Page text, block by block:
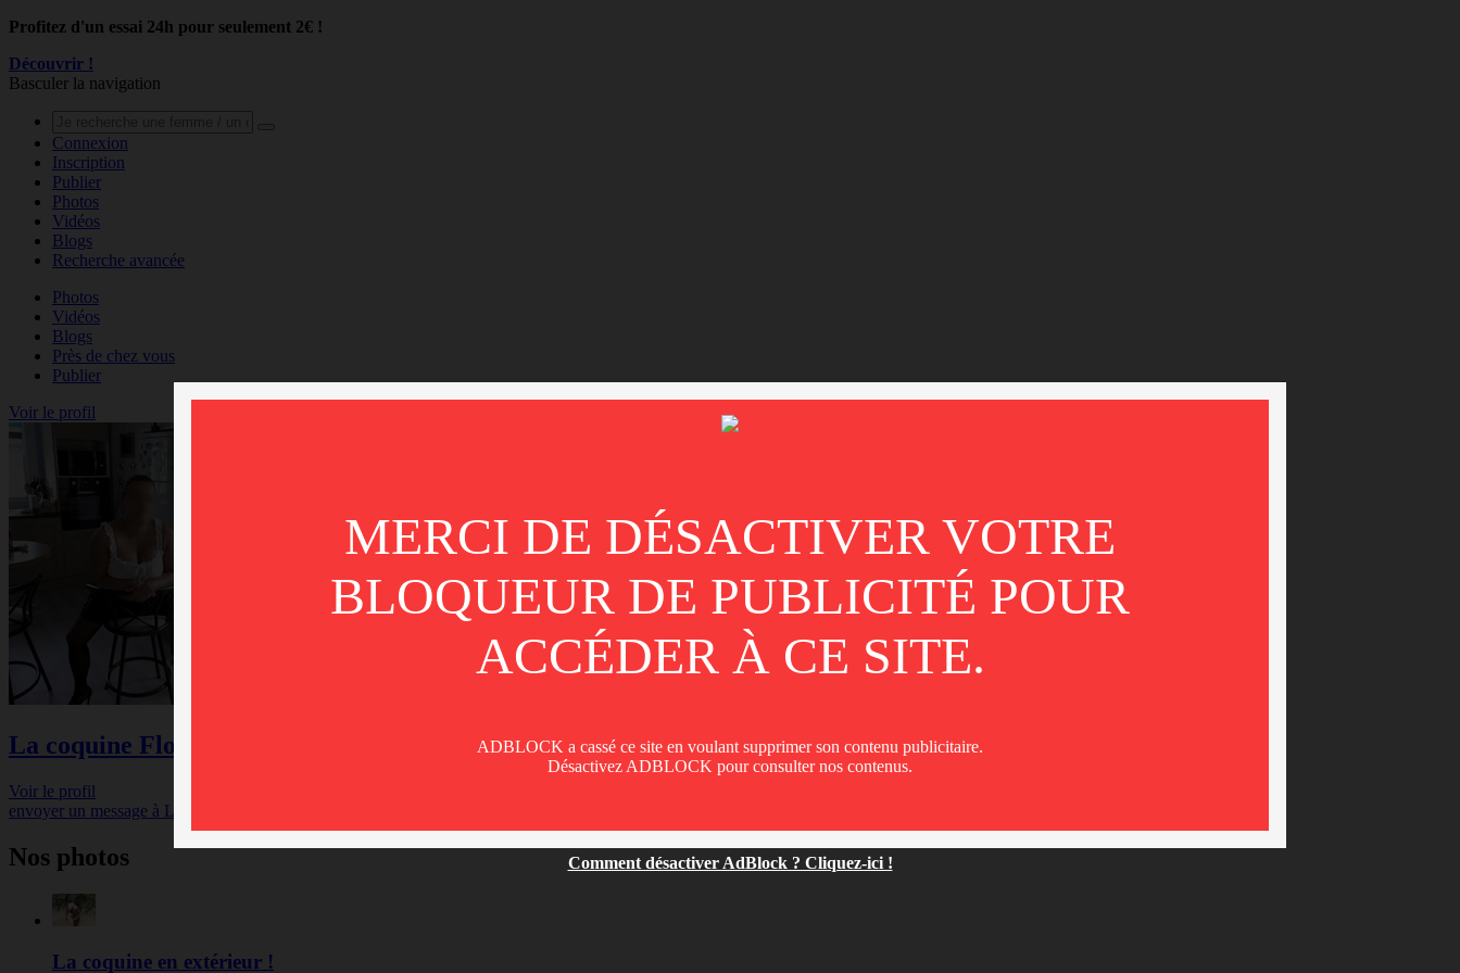
Profitez d'un essai 24h pour seulement 2€ !
Découvrir !
Basculer la navigation
Connexion
Inscription
Publier
Photos
Vidéos
Blogs
Recherche avancée
Photos
Vidéos
Blogs
Près de chez vous
Publier
Voir le profil
La coquine Florecita
Voir le profil
envoyer un message à La coquine Florecita
Nos photos
La coquine en extérieur !
MERCI DE DÉSACTIVER VOTRE
BLOQUEUR DE PUBLICITÉ POUR
ACCÉDER À CE SITE.
ADBLOCK a cassé ce site en voulant supprimer son contenu publicitaire.
Désactivez ADBLOCK pour consulter nos contenus.
Comment désactiver AdBlock ? Cliquez-ici !